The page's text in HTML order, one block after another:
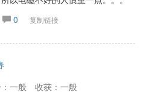
0 复制链接
一般
收获：一般